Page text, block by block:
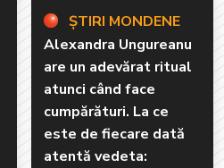
ȘTIRI MONDENE
Alexandra Ungureanu
are un adevărat ritual
atunci când face
cumpărături. La ce
este de fiecare dată
atentă vedeta: